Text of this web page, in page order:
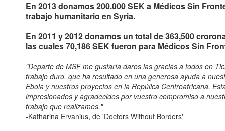
En 2013 donamos 200.000 SEK a Médicos Sin
trabajo humanitario en Syria.
En 2011 y 2012 donamos un total de 363,500
las cuales 70,186 SEK fueron para Médicos Sin
"Departe de MSF me gustaría daros las gracias a todos en
trabajo duro, que ha resultado en una generosa ayuda a
Ebola y nuestros proyectos en la Repúlica Centroafricana.
impresionados y agradecidos por vuestro compromiso a
trabajo que realizamos."
-Katharina Ervanius, de 'Doctors Without Borders'